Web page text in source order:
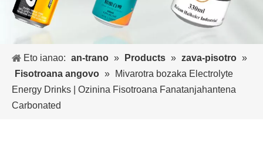
Eto ianao: an-trano » Products » zava-pisotro »
Fisotroana angovo »
Mivarotra bozaka Electrolyte
Energy Drinks | Ozinina Fisotroana Fanatanjahantena
Carbonated